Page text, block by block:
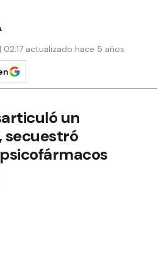
02:17 actualizado hace 5 años
un
secuestró